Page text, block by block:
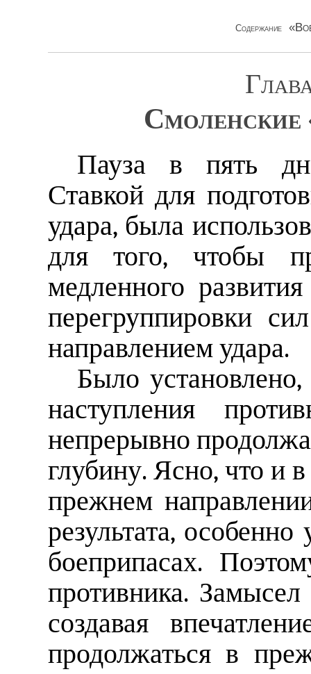
Содержание
Смоленские
Пауза в пять
Ставкой для
удара, была
для того, чтобы
медленного
перегруппировки
направлением удара.
Было
наступления
непрерывно
глубину. Ясно, что и
прежнем
результата,
боеприпасах.
противника.
создавая
продолжаться в